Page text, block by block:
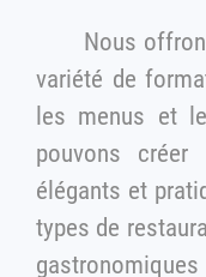
Nous offrons également une
variété de
les menus et les sets de table. Nous
pouvons
élégants et
types de restaurants, des